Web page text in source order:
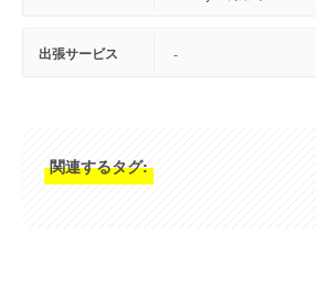
出張サービス -
関連するタグ: